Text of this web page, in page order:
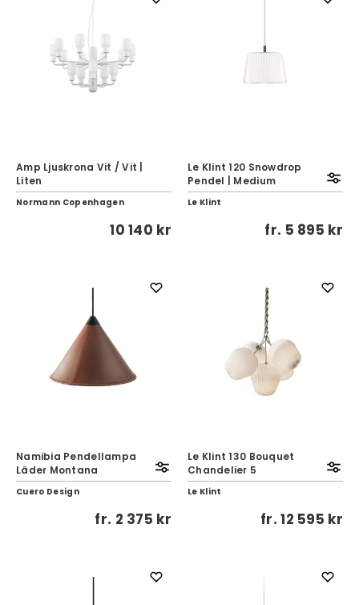
Amp Ljuskrona Vit / Vit |
Liten
Normann Copenhagen
10 140 kr
Le Klint 120 Snowdrop
Pendel | Medium
Le Klint
fr. 5 895 kr
Namibia Pendellampa
Läder Montana
Cuero Design
fr. 2 375 kr
Le Klint 130 Bouquet
Chandelier 5
Le Klint
fr.12 595 kr